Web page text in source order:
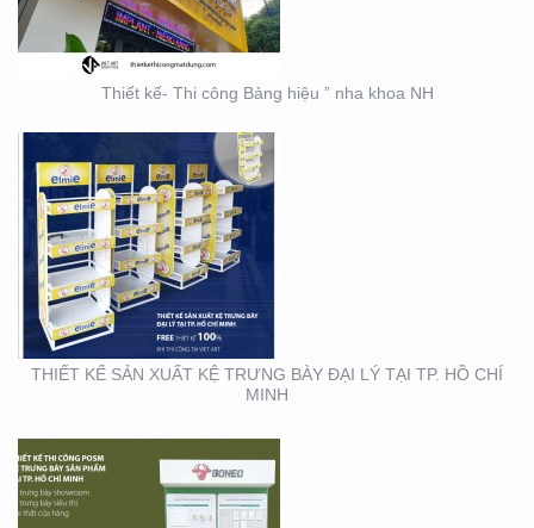
Thiết kế- Thi công Bảng hiệu ” nha khoa NH
THIẾT KẾ SẢN XUẤT KỆ TRƯNG BÀY ĐẠI LÝ TẠI TP. HỒ CHÍ
MINH
THIẾT KẾ THI CÔNG KỆ
TRƯNG BÀY SẢN PHẨM
TẠI TP. HỒ CHÍ MINH